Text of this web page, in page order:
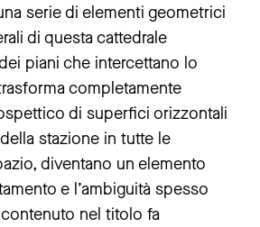
serie di elementi geometrici
di questa cattedrale
piani che intercettano lo
completamente
di superfici orizzontali
stazione in tutte le
diventano un elemento
e l’ambiguità spesso
nel titolo fa